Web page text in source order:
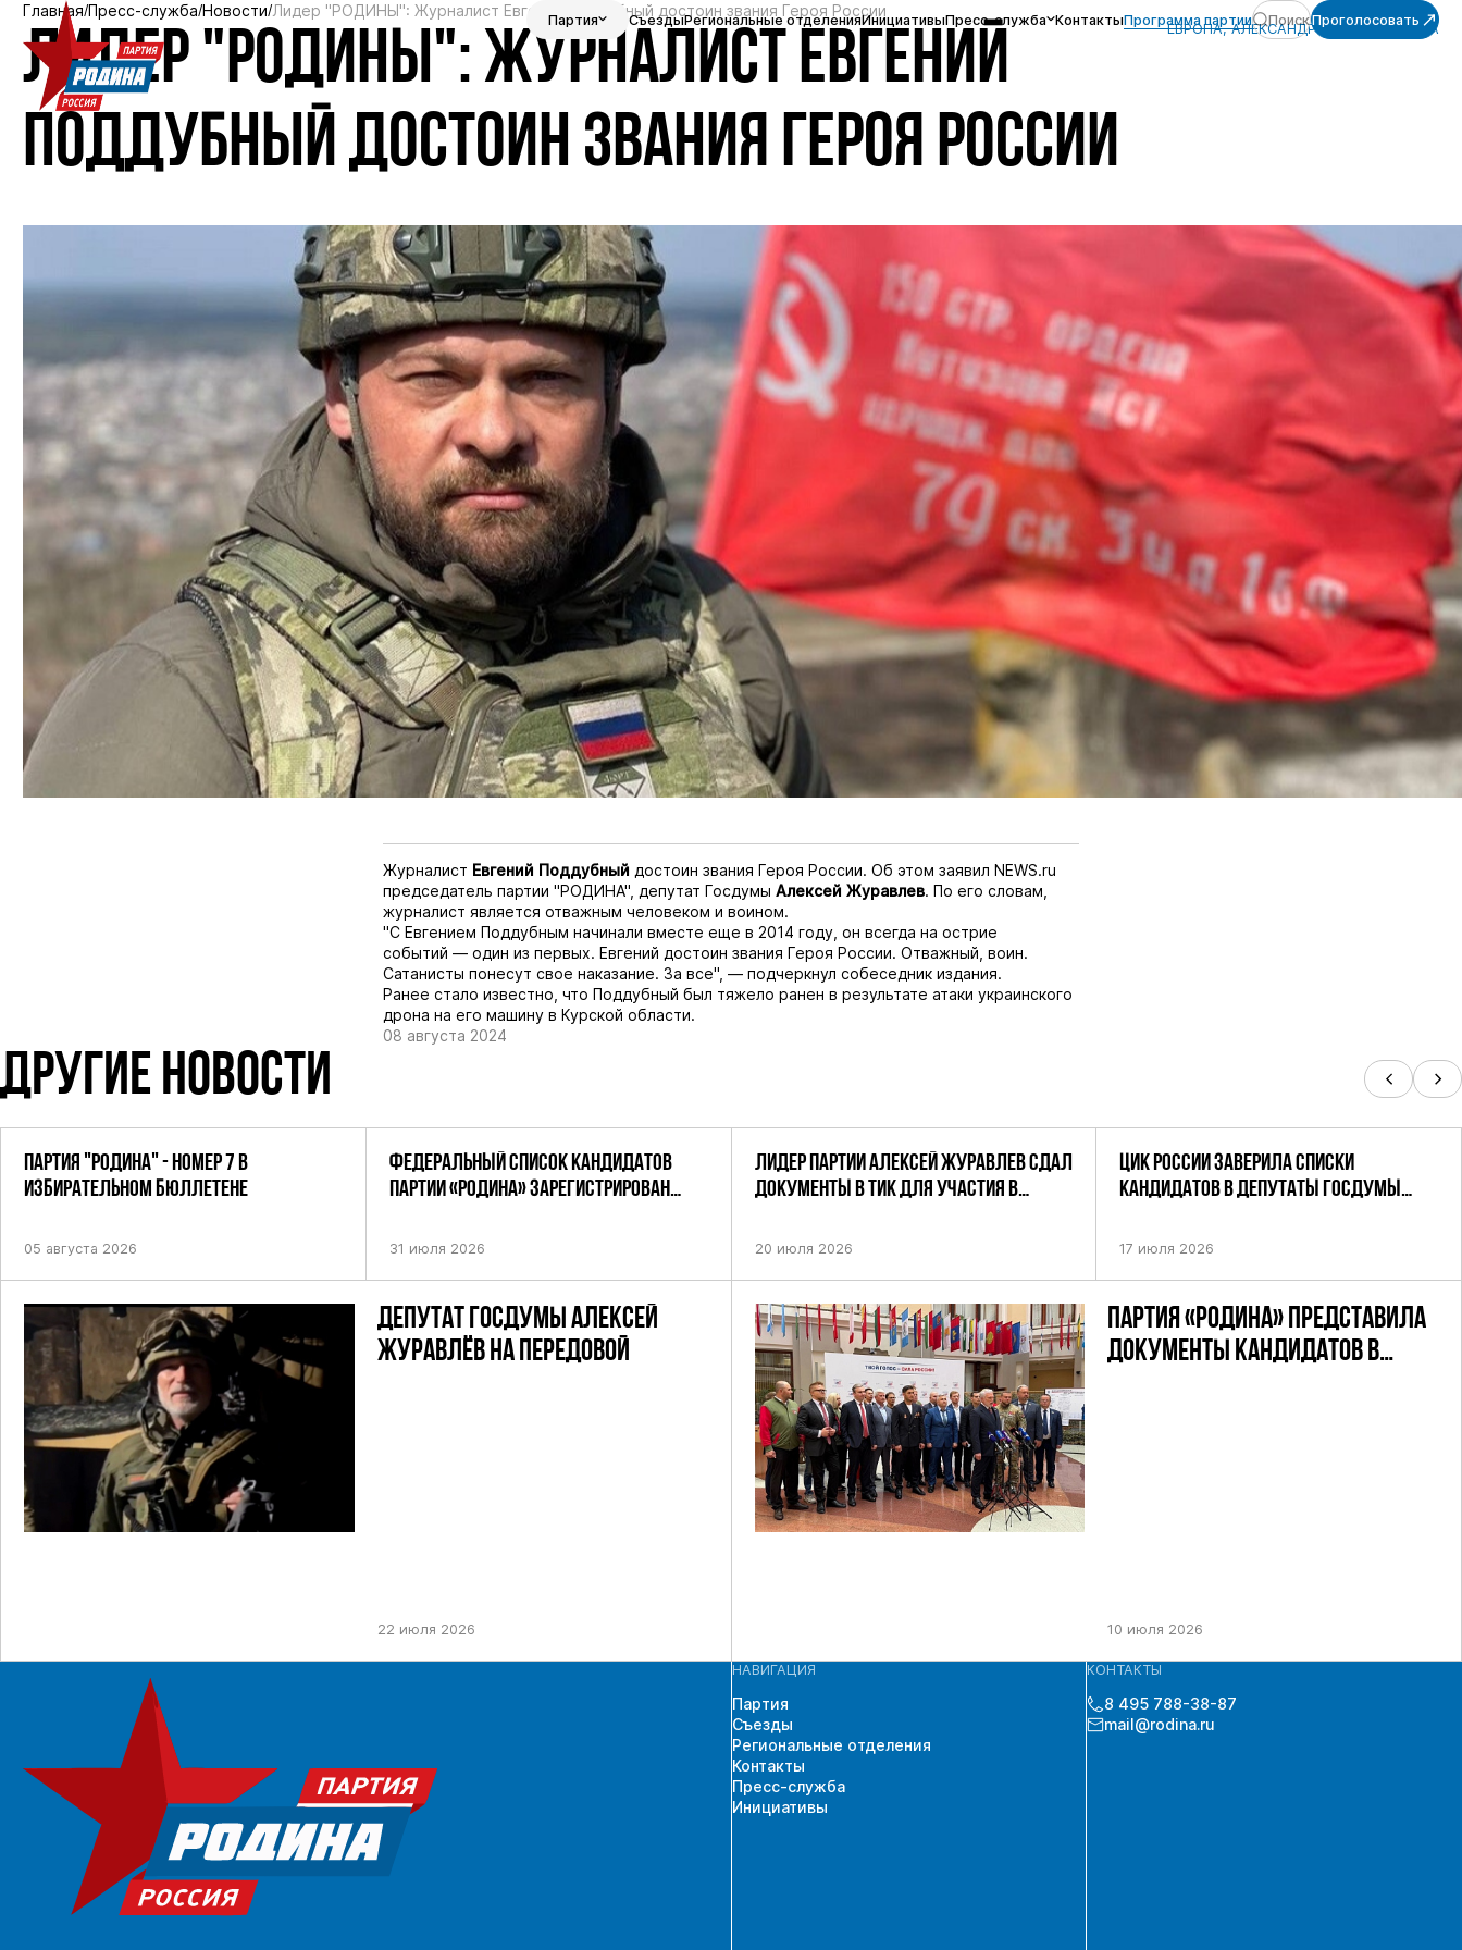
Партия СъездыРегиональные отделенияИнициативыПресс-служба КонтактыПрограмма партии ПоискПроголосовать
Главная Пресс-служба Новости Лидер "РОДИНЫ": Журналист Евгений Поддубный достоин звания Героя России
ЛИДЕР "РОДИНЫ": ЖУРНАЛИСТ ЕВГЕНИЙ
ПОДДУБНЫЙ ДОСТОИН ЗВАНИЯ ГЕРОЯ РОССИИ
ЕВРОПА, АЛЕКСАНДР ОГНЁВ, УКРАИНА
Журналист Евгений Поддубный достоин звания Героя России. Об этом заявил NEWS.ru
председатель партии "РОДИНА", депутат Госдумы Алексей Журавлев. По его словам,
журналист является отважным человеком и воином.
"С Евгением Поддубным начинали вместе еще в 2014 году, он всегда на острие
событий — один из первых. Евгений достоин звания Героя России. Отважный, воин.
Сатанисты понесут свое наказание. За все", — подчеркнул собеседник издания.
Ранее стало известно, что Поддубный был тяжело ранен в результате атаки украинского
дрона на его машину в Курской области.
08 августа 2024
ДРУГИЕ НОВОСТИ
ПАРТИЯ "РОДИНА" - НОМЕР 7 В
ИЗБИРАТЕЛЬНОМ БЮЛЛЕТЕНЕ
05 августа 2026
ФЕДЕРАЛЬНЫЙ СПИСОК КАНДИДАТОВ
ПАРТИИ «РОДИНА» ЗАРЕГИСТРИРОВАН
31 июля 2026
ДЕПУТАТ ГОСДУМЫ АЛЕКСЕЙ
ЖУРАВЛЁВ НА ПЕРЕДОВОЙ
22 июля 2026
ЛИДЕР ПАРТИИ АЛЕКСЕЙ ЖУРАВЛЕВ СДАЛ
ДОКУМЕНТЫ В ТИК ДЛЯ УЧАСТИЯ В
ПО НЕФТЕКАМСКОМУ ОДНОМАНДАТНОМУ
20 июля 2026
ЦИК РОССИИ ЗАВЕРИЛА СПИСКИ
КАНДИДАТОВ В ДЕПУТАТЫ ГОСДУМЫ
17 июля 2026
ПАРТИЯ «РОДИНА» ПРЕДСТАВИЛА
ДОКУМЕНТЫ КАНДИДАТОВ В
10 июля 2026
НАВИГАЦИЯ
Партия
Съезды
Региональные отделения
Контакты
Пресс-служба
Инициативы
КОНТАКТЫ
8 495 788-38-87
mail@rodina.ru